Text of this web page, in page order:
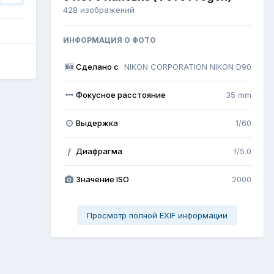
428 изображений
ИНФОРМАЦИЯ О ФОТО
Сделано с NIKON CORPORATION NIKON D90
Фокусное расстояние 35 mm
Выдержка 1/60
f Диафрагма f/5.0
Значение ISO 2000
Просмотр полной EXIF информации